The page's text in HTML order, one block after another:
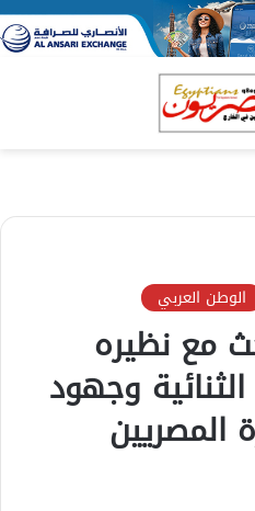
الوطن العربي
مع نظيره
وجهود
المصريين